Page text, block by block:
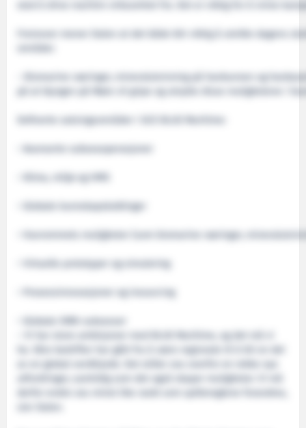
Fremover mener Dalen at det både blir viktig å utvikle dagens
– Biomarine næringer, mineralutvinning på havbunnen og
på at klyngen på Møre vil gripe og utnytte disse mulighetene i
Definerte satsingsområder i GCE BLUE Maritime:
• Avanserte subseaoperasjoner
• Klima, miljø og HMS
• Globale kunnskapskoblinger
• Havrommets muligheter (som biomarine næringer,
• Virtuelle prototyper og simulering
• Prosessinnovasjoner og insourcing
• Globale SMB-suksesser
– Vi har store ambisjoner med BLUE Maritime, og det må vi
ha. Våre bedrifter har gått fra å være regionale til å bli en del
av en global verdikjede. Det stiller oss overfor en rekke nye
utfordringer, samtidig som det også skaper muligheter. Vi må
derfor endre oss minst like raskt som spillereglene forandres,